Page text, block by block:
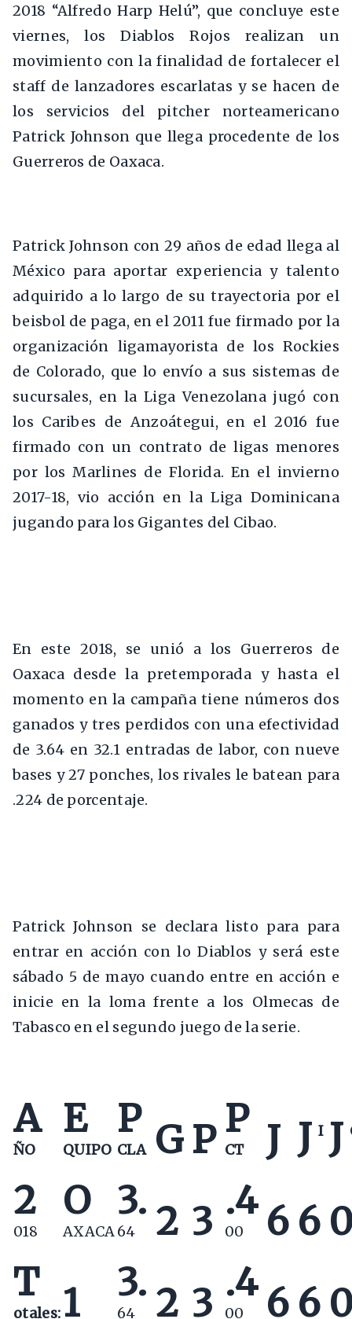
2018 “Alfredo Harp Helú”, que concluye este
viernes, los Diablos Rojos realizan un
movimiento con la finalidad de fortalecer el
staff de lanzadores escarlatas y se hacen de
los servicios del pitcher norteamericano
Patrick Johnson que llega procedente de los
Guerreros de Oaxaca.
Patrick Johnson con 29 años de edad llega al
México para aportar experiencia y talento
adquirido a lo largo de su trayectoria por el
beisbol de paga, en el 2011 fue firmado por la
organización ligamayorista de los Rockies
de Colorado, que lo envío a sus sistemas de
sucursales, en la Liga Venezolana jugó con
los Caribes de Anzoátegui, en el 2016 fue
firmado con un contrato de ligas menores
por los Marlines de Florida. En el invierno
2017-18, vio acción en la Liga Dominicana
jugando para los Gigantes del Cibao.
En este 2018, se unió a los Guerreros de
Oaxaca desde la pretemporada y hasta el
momento en la campaña tiene números dos
ganados y tres perdidos con una efectividad
de 3.64 en 32.1 entradas de labor, con nueve
bases y 27 ponches, los rivales le batean para
.224 de porcentaje.
Patrick Johnson se declara listo para para
entrar en acción con lo Diablos y será este
sábado 5 de mayo cuando entre en acción e
inicie en la loma frente a los Olmecas de
Tabasco en el segundo juego de la serie.
A
ÑO
E
QUIPO
P
CLA G P P
CT J J I J
2
018
O
AXACA
3.
64 2 3 .4
00 6 6
T
otales: 1 3.
64 2 3 .4
00 6 6